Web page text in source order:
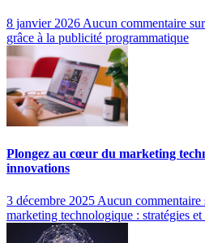
8 janvier 2026 Aucun commentaire
grâce à la publicité programmatique
Plongez au cœur du marketing
innovations
3 décembre 2025 Aucun commentaire
marketing technologique : stratégies